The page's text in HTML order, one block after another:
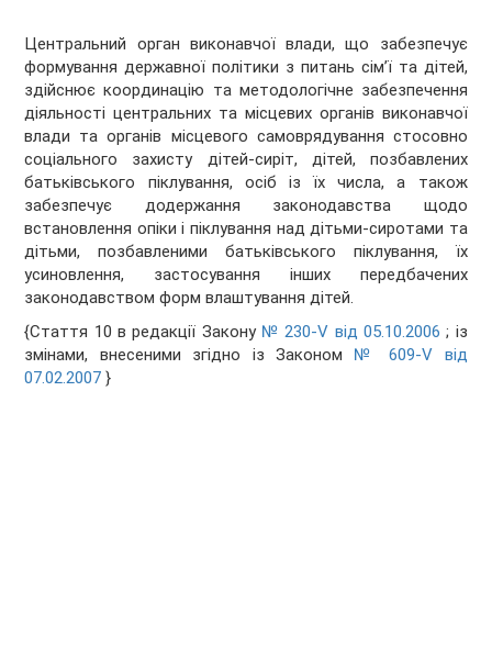
Центральний орган виконавчої влади, що забезпечує
формування державної політики з питань сім’ї та дітей,
здійснює координацію та методологічне забезпечення
діяльності центральних та місцевих органів виконавчої
влади та органів місцевого самоврядування стосовно
соціального захисту дітей-сиріт, дітей, позбавлених
батьківського піклування, осіб із їх числа, а також
забезпечує додержання законодавства щодо
встановлення опіки і піклування над дітьми-сиротами та
дітьми, позбавленими батьківського піклування, їх
усиновлення, застосування інших передбачених
законодавством форм влаштування дітей.
{Стаття 10 в редакції Закону № 230-V від 05.10.2006 ; із
змінами, внесеними згідно із Законом № 609-V від
07.02.2007 }